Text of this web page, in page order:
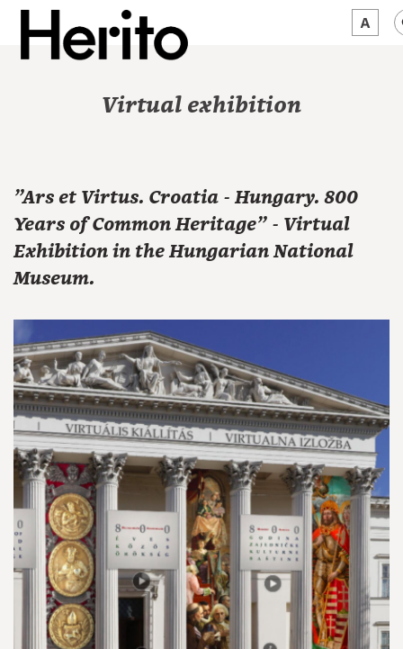
WORTH A LOOK
JĘZYK: EN
Virtual exhibition
"Ars et Virtus. Croatia - Hungary. 800
Years of Common Heritage" - Virtual
Exhibition in the Hungarian National
Museum.